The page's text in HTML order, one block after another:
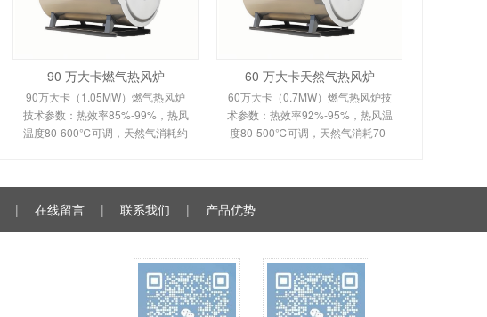
90 万大卡燃气热风炉
90万大卡（1.05MW）燃气热风炉
技术参数：热效率85%-99%，热风
温度80-600℃可调，天然气消耗约
自动安全控制。适用于化工
60 万大卡天然气热风炉
60万大卡（0.7MW）燃气热风炉技
术参数：热效率92%-95%，热风温
度80-500℃可调，天然气消耗70-
于食品、粮食、物料烘干
| 在线留言 | 联系我们 | 产品优势